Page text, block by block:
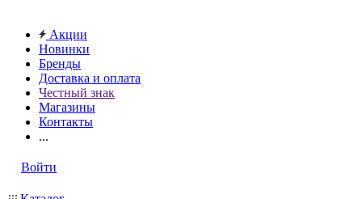
Акции
Новинки
Бренды
Доставка и оплата
Честный знак
Магазины
Контакты
...
Войти